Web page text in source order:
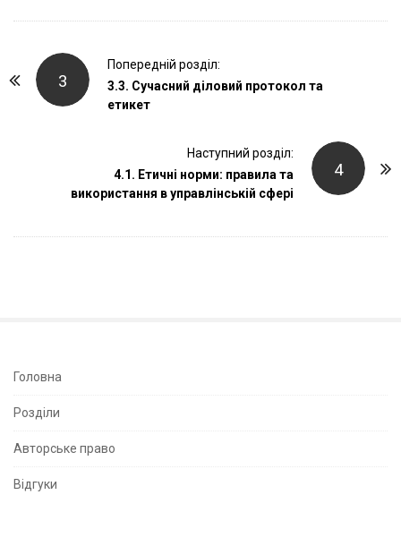
3
Попередній розділ:
3.3. Сучасний діловий протокол та
етикет
4
Наступний розділ:
4.1. Етичні норми: правила та
використання в управлінській сфері
S
e
S
Головна
Розділи
Авторське право
Відгуки